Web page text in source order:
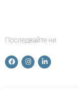
Последвайте ни